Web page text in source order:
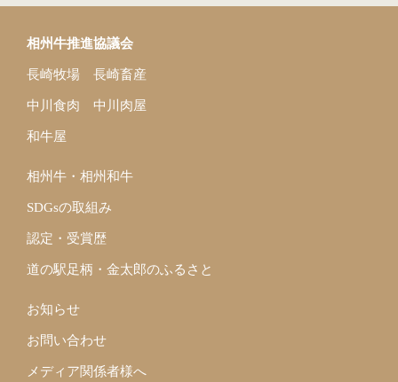
り
相州牛推進協議会
長崎牧場 長崎畜産
中川食肉 中川肉屋
和牛屋
相州牛・相州和牛
SDGsの取組み
認定・受賞歴
道の駅足柄・金太郎のふるさと
お知らせ
お問い合わせ
メディア関係者様へ